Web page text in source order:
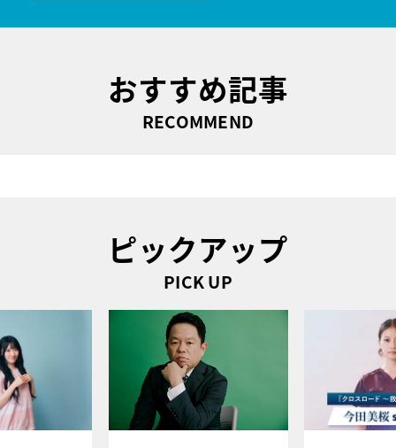
おすすめ記事
RECOMMEND
ピックアップ
PICK UP